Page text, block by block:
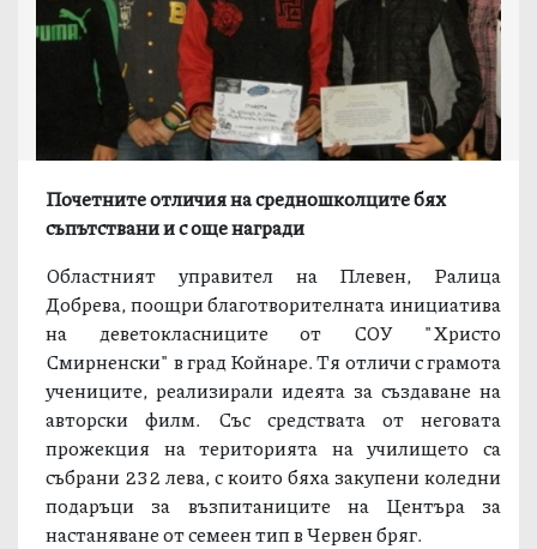
Почетните отличия на средношколците бях
съпътствани и с още награди
Областният управител на Плевен, Ралица
Добрева, поощри благотворителната инициатива
на деветокласниците от СОУ "Христо
Смирненски" в град Койнаре. Тя отличи с грамота
учениците, реализирали идеята за създаване на
авторски филм. Със средствата от неговата
прожекция на територията на училището са
събрани 232 лева, с които бяха закупени коледни
подаръци за възпитаниците на Центъра за
настаняване от семеен тип в Червен бряг.